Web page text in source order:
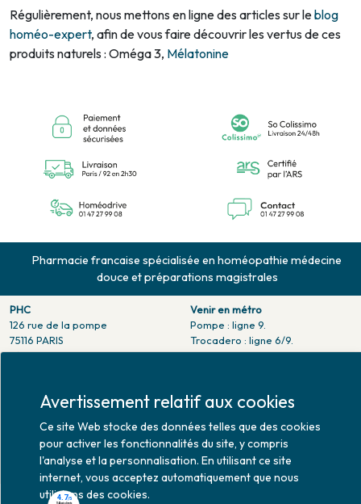
Régulièrement, nous mettons en ligne des articles sur leblog
homéo-expert, afin de vous faire découvrir les vertus de ces
produits naturels : Oméga 3, Mélatonine
Pharmacie francaise spécialisée en homéopathie médecine
douce et préparations magistrales
PHC
126 rue de la pompe
75116 PARIS
Tél. 01 47 27 99 08
Horaires d'ouverture
Mardi au vendredi : 9h00 -
20h00
Samedi : 9h30 - 20h00
Venir en métro
Pompe : ligne 9.
Trocadero : ligne 6/9.
Victor hugo : ligne 2.
Jean Monet : ligne 52.